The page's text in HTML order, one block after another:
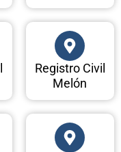
Registro Civil
Melón